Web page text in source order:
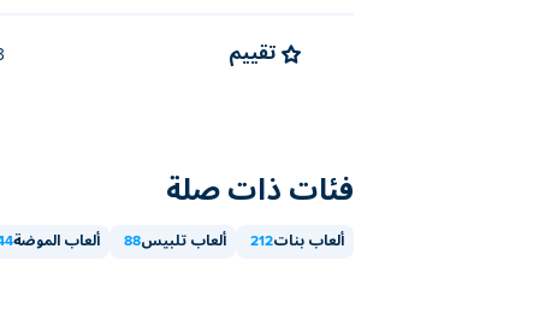
تقييم
فئات ذات صلة
ألعاب بنات212 ألعاب تلبيس88 ألعاب الموضة